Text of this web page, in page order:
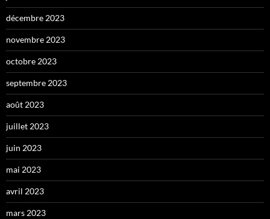
décembre 2023
novembre 2023
octobre 2023
septembre 2023
août 2023
juillet 2023
juin 2023
mai 2023
avril 2023
mars 2023